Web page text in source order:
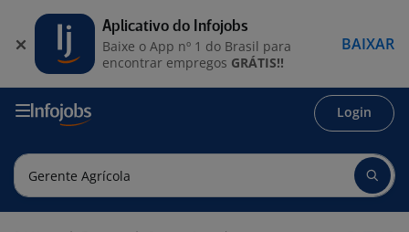
Login
Aplicativo do Infojobs
Baixe o App nº 1 do Brasil para
encontrar empregos GRÁTIS!!
BAIXAR